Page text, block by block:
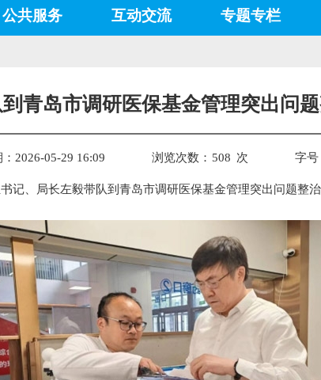
公共服务 互动交流 专题专栏
青岛市调研医保基金管理突出问
2026-05-29 16:09 浏览次数： 508 次 字
记、局长左毅带队到青岛市调研医保基金管理突出问题整